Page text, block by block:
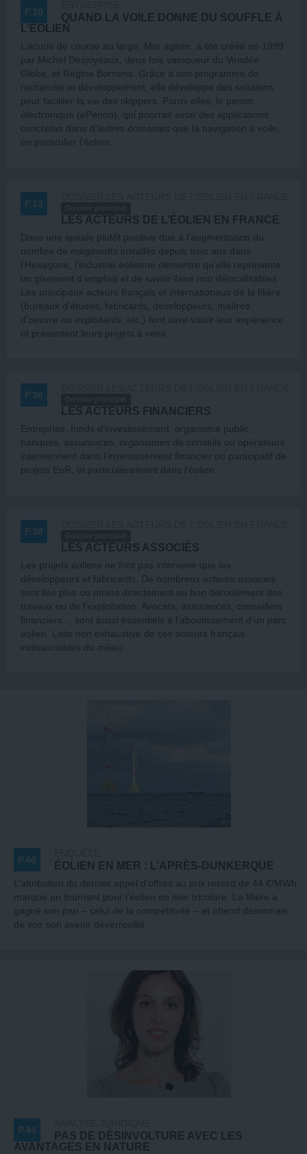
P.10
QUAND LA VOILE DONNE DU SOUFFLE À
L’ÉOLIEN
L’écurie de course au large, Mer agitée, a été créée en 1999
par Michel Desjoyeaux, deux fois vainqueur du Vendée
Globe, et Régine Bornens. Grâce à son programme de
recherche et développement, elle développe des solutions
pour faciliter la vie des skippers. Parmi elles, le penon
électronique (ePenon), qui pourrait avoir des applications
concrètes dans d’autres domaines que la navigation à voile,
en particulier l’éolien.
P.12
LES ACTEURS DE L’ÉOLIEN EN FRANCE
Dans une spirale plutôt positive due à l’augmentation du
nombre de mégawatts installés depuis trois ans dans
l’Hexagone, l’industrie éolienne démontre qu’elle représente
un gisement d’emplois et de savoir-faire non délocalisables.
Les principaux acteurs français et internationaux de la filière
(bureaux d’études, fabricants, développeurs, maîtres
d’oeuvre ou exploitants, etc.) font ainsi valoir leur expérience
et présentent leurs projets à venir.
P.36
LES ACTEURS FINANCIERS
Entreprise, fonds d’investissement, organisme public,
banques, assurances, organismes de conseils ou opérateurs
interviennent dans l’investissement financier ou participatif de
projets EnR, et particulièrement dans l’éolien.
P.38
LES ACTEURS ASSOCIÉS
Les projets éoliens ne font pas intervenir que les
développeurs et fabricants. De nombreux acteurs associés
sont liés plus ou moins directement au bon déroulement des
travaux ou de l’exploitation. Avocats, assurances, conseillers
financiers… sont aussi essentiels à l’aboutissement d’un parc
éolien. Liste non exhaustive de ces acteurs français
indissociables du milieu.
P.40 ÉOLIEN EN MER : L’APRÈS-DUNKERQUE
L’attribution du dernier appel d’offres au prix record de 44 €/MWh
marque un tournant pour l’éolien en mer tricolore. La filière a
gagné son pari – celui de la compétitivité – et attend désormais
de voir son avenir déverrouillé.
P.44
PAS DE DÉSINVOLTURE AVEC LES
AVANTAGES EN NATURE